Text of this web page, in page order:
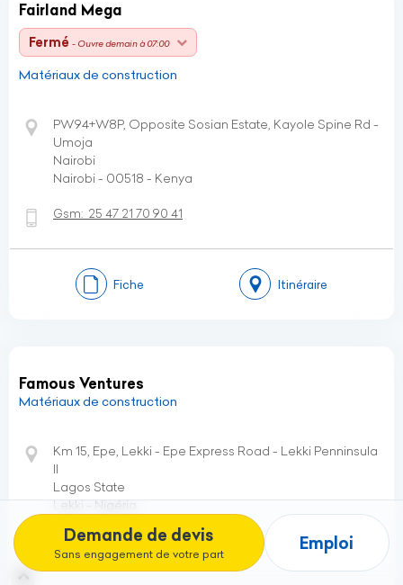
Demande de devis
Sans engagement de votre part
Emploi
Fairland Mega
Fermé - Ouvre demain à 07:00
Matériaux de construction
PW94+W8P, Opposite Sosian Estate, Kayole Spine Rd -
Umoja
Nairobi
Nairobi - 00518 - Kenya
Gsm: 25 47 21 70 90 41
Fiche Itinéraire
Famous Ventures
Matériaux de construction
Km 15, Epe, Lekki - Epe Express Road - Lekki Penninsula
II
Lagos State
Lekki - Nigéria
Gsm:(+234) 80 27 55 01 93